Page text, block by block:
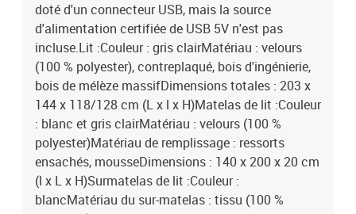
doté d'un connecteur USB, mais la source
d'alimentation certifiée de USB 5V n'est pas
incluse.Lit :Couleur : gris clairMatériau : velours
(100 % polyester), contreplaqué, bois d'ingénierie,
bois de mélèze massifDimensions totales : 203 x
144 x 118/128 cm (L x l x H)Matelas de lit :Couleur
: blanc et gris clairMatériau : velours (100 %
polyester)Matériau de remplissage : ressorts
ensachés, mousseDimensions : 140 x 200 x 20 cm
(l x L x H)Surmatelas de lit :Couleur :
blancMatériau du sur-matelas : tissu (100 %